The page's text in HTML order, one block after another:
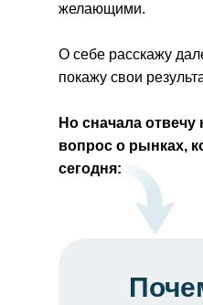
желающими.
О себе расскажу
покажу свои
Но сначала
вопрос о рынках,
сегодня: